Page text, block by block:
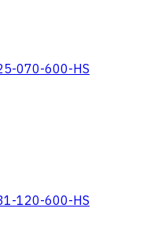
070-600-HS
120-600-HS